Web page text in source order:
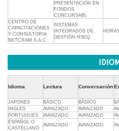
PRESENTACIÓN EN
FONDOS
CONCURSABL
CENTRO DE
CAPACITACIONES
Y CONSULTORIA
NETCRAM S.A.C.
SISTEMAS
INTEGRADOS DE
GESTIÓN HSEQ
Idioma Lectura Conversación
JAPONES BÁSICO BÁSICO
INGLES
AVANZADO AVANZADO
PORTUGUES
AVANZADO AVANZADO
ESPAÑOL O
CASTELLANO
AVANZADO AVANZADO